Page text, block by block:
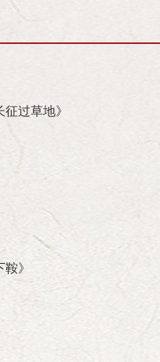
严守纪律和自我牺牲
坚持革命乐观主义、
个现代化，同样要在党
李卫
过草地》
》